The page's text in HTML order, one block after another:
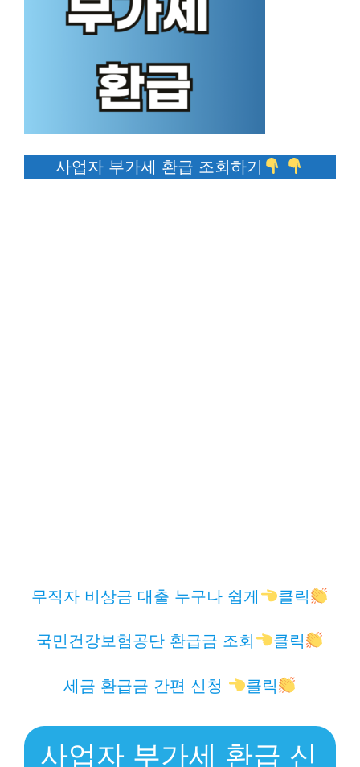
사업자 부가세 환급 조회하기
무직자 비상금 대출 누구나 쉽게 클릭
국민건강보험공단 환급금 조회 클릭
세금 환급금 간편 신청 클릭
사업자 부가세 환급 신